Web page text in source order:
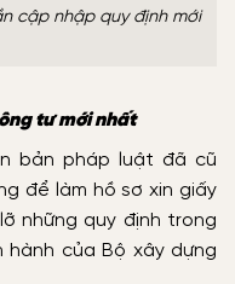
cập nhập quy định mới
tư mới nhất
bản pháp luật đã cũ
để làm hồ sơ xin giấy
những quy định trong
hành của Bộ xây dựng